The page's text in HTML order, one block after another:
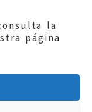
la
página
|
de Aragón|